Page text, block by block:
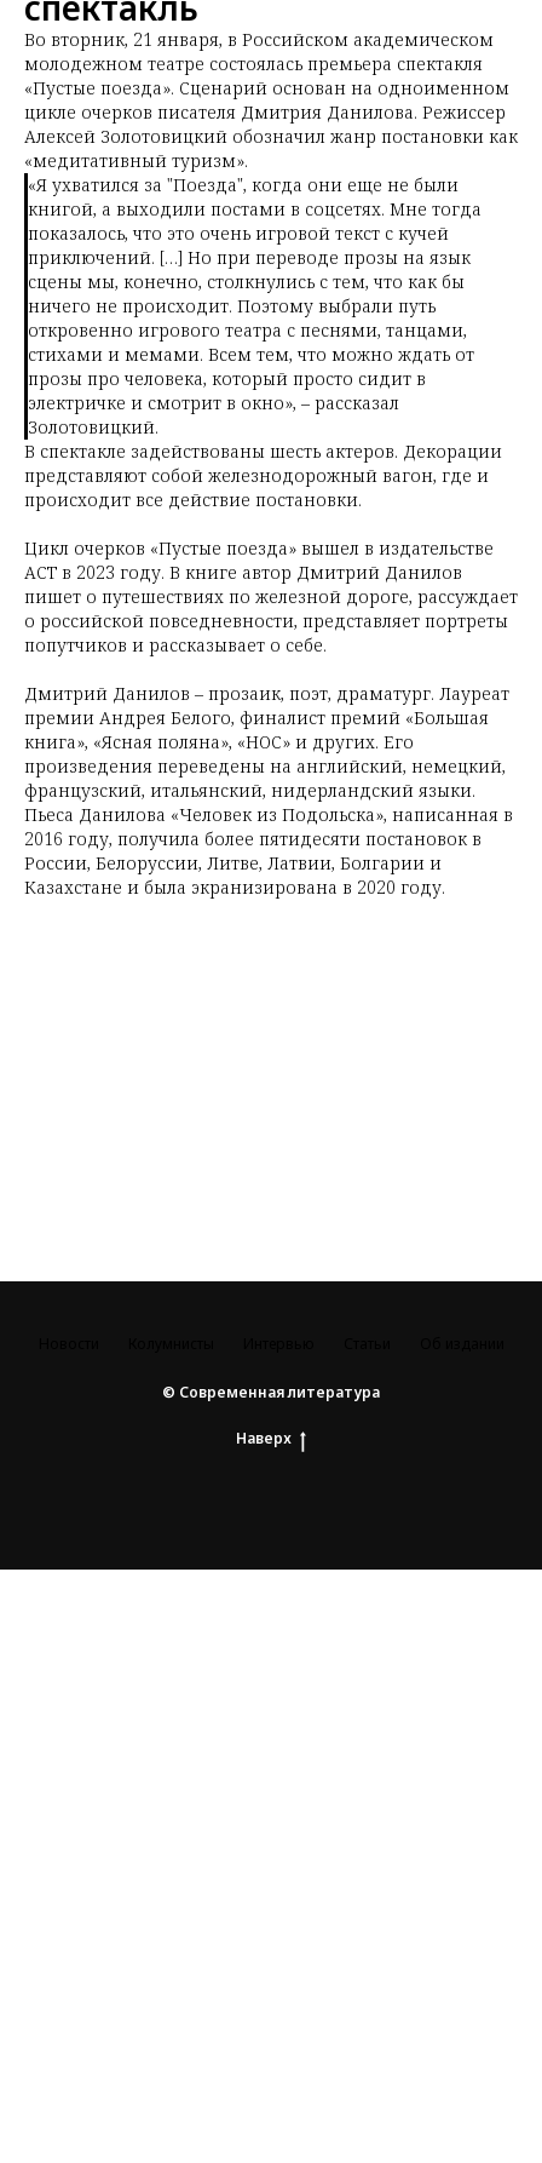
Во вторник, 21 января, в Российском академическом
молодежном театре состоялась премьера спектакля
«Пустые поезда». Сценарий основан на одноименном
цикле очерков писателя Дмитрия Данилова. Режиссер
Алексей Золотовицкий обозначил жанр постановки как
«медитативный туризм».
«Я ухватился за "Поезда", когда они еще не были
книгой, а выходили постами в соцсетях. Мне тогда
показалось, что это очень игровой текст с кучей
приключений. […] Но при переводе прозы на язык
сцены мы, конечно, столкнулись с тем, что как бы
ничего не происходит. Поэтому выбрали путь
откровенно игрового театра с песнями, танцами,
стихами и мемами. Всем тем, что можно ждать от
прозы про человека, который просто сидит в
электричке и смотрит в окно», – рассказал
Золотовицкий.
В спектакле задействованы шесть актеров. Декорации
представляют собой железнодорожный вагон, где и
происходит все действие постановки.
Цикл очерков «Пустые поезда» вышел в издательстве
АСТ в 2023 году. В книге автор Дмитрий Данилов
пишет о путешествиях по железной дороге, рассуждает
о российской повседневности, представляет портреты
попутчиков и рассказывает о себе.
Дмитрий Данилов – прозаик, поэт, драматург. Лауреат
премии Андрея Белого, финалист премий «Большая
книга», «Ясная поляна», «НОС» и других. Его
произведения переведены на английский, немецкий,
французский, итальянский, нидерландский языки.
Пьеса Данилова «Человек из Подольска», написанная в
2016 году, получила более пятидесяти постановок в
России, Белоруссии, Литве, Латвии, Болгарии и
Казахстане и была экранизирована в 2020 году.
© Современная литература
Наверх